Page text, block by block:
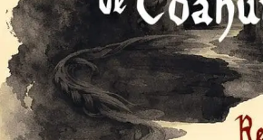
ADVERTISEMENT
Los requisitos para poder ser
convocatoria son: tener nacionalidad
nacido en Saltillo o residir en él por
ininterrumpidos a la fecha de
convocatoria; no haber recibido la
Acuña; y contar con una trayectoria